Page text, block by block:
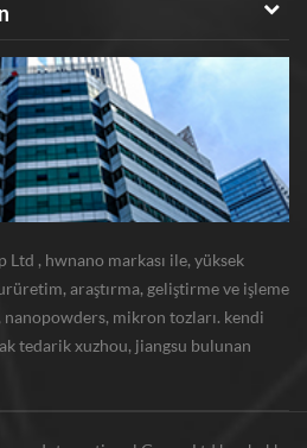
, hwnano markası ile, yüksek
araştırma, geliştirme ve işleme
mikron tozları. kendi
tedarik xuzhou, jiangsu bulunan